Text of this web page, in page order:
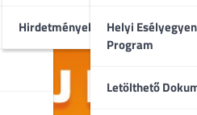
Hirdetmények
Helyi
Program
Letölthető